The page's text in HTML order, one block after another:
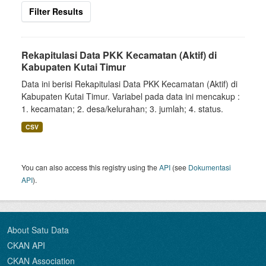
Filter Results
Rekapitulasi Data PKK Kecamatan (Aktif) di
Kabupaten Kutai Timur
Data ini berisi Rekapitulasi Data PKK Kecamatan (Aktif) di
Kabupaten Kutai Timur. Variabel pada data ini mencakup :
1. kecamatan; 2. desa/kelurahan; 3. jumlah; 4. status.
CSV
You can also access this registry using theAPI (see Dokumentasi
API).
About Satu Data
CKAN API
CKAN Association